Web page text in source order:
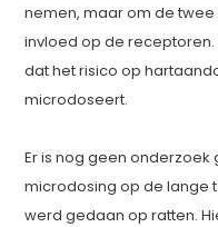
nemen, maar om de
invloed op de
dat het risico op
microdoseert.
Er is nog geen
microdosing op de lange
werd gedaan op ratten.